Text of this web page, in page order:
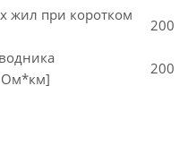
жил при коротком
200
200